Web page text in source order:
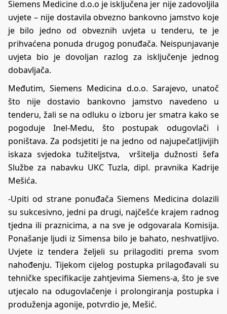
Siemens Medicine d.o.o je isključena jer nije zadovoljila
uvjete – nije dostavila obvezno bankovno jamstvo koje
je bilo jedno od obveznih uvjeta u tenderu, te je
prihvaćena ponuda drugog ponuđača. Neispunjavanje
uvjeta bio je dovoljan razlog za isključenje jednog
dobavljača.
Međutim, Siemens Medicina d.o.o. Sarajevo, unatoč
što nije dostavio bankovno jamstvo navedeno u
tenderu, žali se na odluku o izboru jer smatra kako se
pogoduje Inel-Medu, što postupak odugovlači i
poništava. Za podsjetiti je na jedno od najupečatljivijih
iskaza svjedoka tužiteljstva, vršitelja dužnosti šefa
Službe za nabavku UKC Tuzla, dipl. pravnika Kadrije
Mešića.
-Upiti od strane ponuđača Siemens Medicina dolazili
su sukcesivno, jedni pa drugi, najčešće krajem radnog
tjedna ili praznicima, a na sve je odgovarala Komisija.
Ponašanje ljudi iz Simensa bilo je bahato, neshvatljivo.
Uvjete iz tendera željeli su prilagoditi prema svom
nahođenju. Tijekom cijelog postupka prilagođavali su
tehničke specifikacije zahtjevima Siemens-a, što je sve
utjecalo na odugovlačenje i prolongiranja postupka i
produženja agonije, potvrdio je, Mešić.